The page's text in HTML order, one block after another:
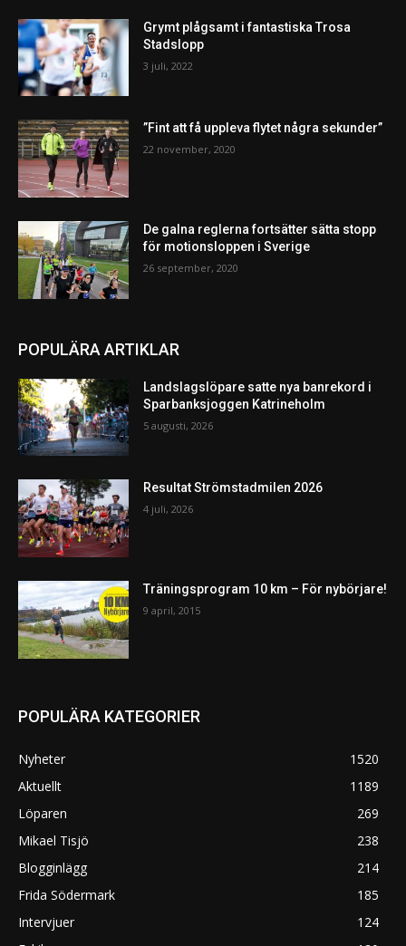
Grymt plågsamt i fantastiska Trosa
Stadslopp
3 juli, 2022
”Fint att få uppleva flytet några sekunder”
22 november, 2020
De galna reglerna fortsätter sätta stopp
för motionsloppen i Sverige
26 september, 2020
POPULÄRA ARTIKLAR
Landslagslöpare satte nya banrekord i
Sparbanksjoggen Katrineholm
5 augusti, 2026
Resultat Strömstadmilen 2026
4 juli, 2026
Träningsprogram 10 km – För nybörjare!
9 april, 2015
POPULÄRA KATEGORIER
Nyheter
1520
Aktuellt
1189
Löparen
269
Mikael Tisjö
238
Blogginlägg
214
Frida Södermark
185
Intervjuer
124